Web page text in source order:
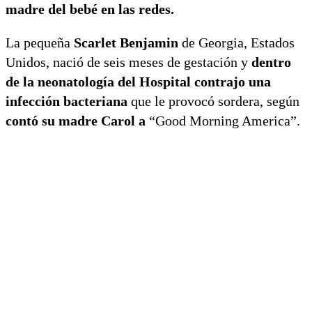
madre del bebé en las redes.
La pequeña Scarlet Benjamin de Georgia, Estados
Unidos, nació de seis meses de gestación y dentro
de la neonatología del Hospital contrajo una
infección bacteriana que le provocó sordera, según
contó su madre Carol a “Good Morning America”.